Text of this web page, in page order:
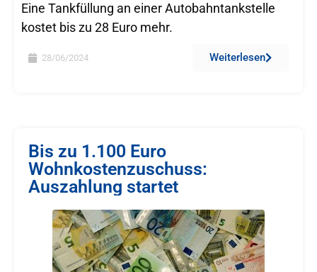
Eine Tankfüllung an einer Autobahntankstelle
kostet bis zu 28 Euro mehr.
28/06/2024 Weiterlesen
Bis zu 1.100 Euro
Wohnkostenzuschuss:
Auszahlung startet